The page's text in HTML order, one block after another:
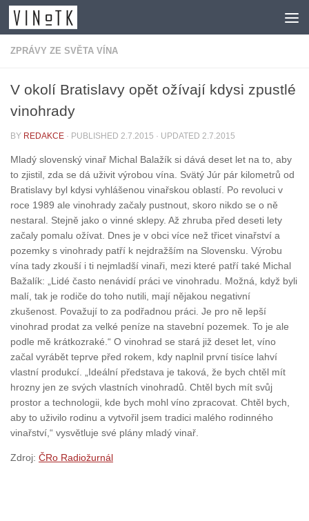
Skip to content
ZPRÁVY ZE SVĚTA VÍNA
V okolí Bratislavy opět ožívají kdysi zpustlé
vinohrady
BY REDAKCE · PUBLISHED 2.7.2015 · UPDATED 2.7.2015
Mladý slovenský vinař Michal Balažík si dává deset let na to, aby
to zjistil, zda se dá uživit výrobou vína. Svätý Júr pár kilometrů od
Bratislavy byl kdysi vyhlášenou vinařskou oblastí. Po revoluci v
roce 1989 ale vinohrady začaly pustnout, skoro nikdo se o ně
nestaral. Stejně jako o vinné sklepy. Až zhruba před deseti lety
začaly pomalu ožívat. Dnes je v obci více než třicet vinařství a
pozemky s vinohrady patří k nejdražším na Slovensku. Výrobu
vína tady zkouší i ti nejmladší vinaři, mezi které patří také Michal
Bažalík: „Lidé často nenávidí práci ve vinohradu. Možná, když byli
malí, tak je rodiče do toho nutili, mají nějakou negativní
zkušenost. Považují to za podřadnou práci. Je pro ně lepší
vinohrad prodat za velké peníze na stavební pozemek. To je ale
podle mě krátkozraké.“ O vinohrad se stará již deset let, víno
začal vyrábět teprve před rokem, kdy naplnil první tisíce lahví
vlastní produkcí. „Ideální představa je taková, že bych chtěl mít
hrozny jen ze svých vlastních vinohradů. Chtěl bych mít svůj
prostor a technologii, kde bych mohl víno zpracovat. Chtěl bych,
aby to uživilo rodinu a vytvořil jsem tradici malého rodinného
vinařství,“ vysvětluje své plány mladý vinař.
Zdroj: ČRo Radiožurnál